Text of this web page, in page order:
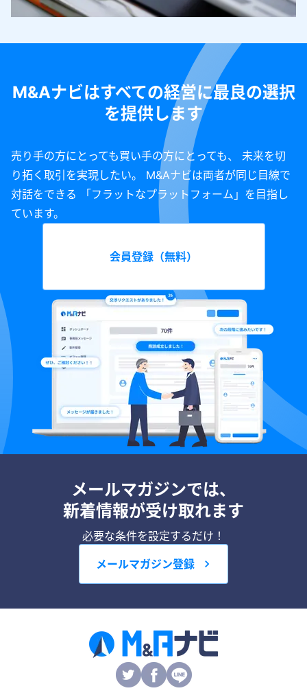
M&Aナビはすべての経営に最良の選択
を提供します
売り手の方にとっても買い手の方にとっても、 未来を切
り拓く取引を実現したい。 M&Aナビは両者が同じ目線で
対話をできる 「フラットなプラットフォーム」を目指し
ています。
会員登録（無料）
メールマガジンでは、
新着情報が受け取れます
必要な条件を設定するだけ！
メールマガジン登録